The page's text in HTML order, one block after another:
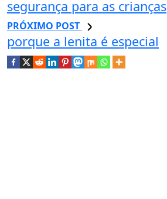
segurança para as crianças
PRÓXIMO POST
porque a lenita é especial